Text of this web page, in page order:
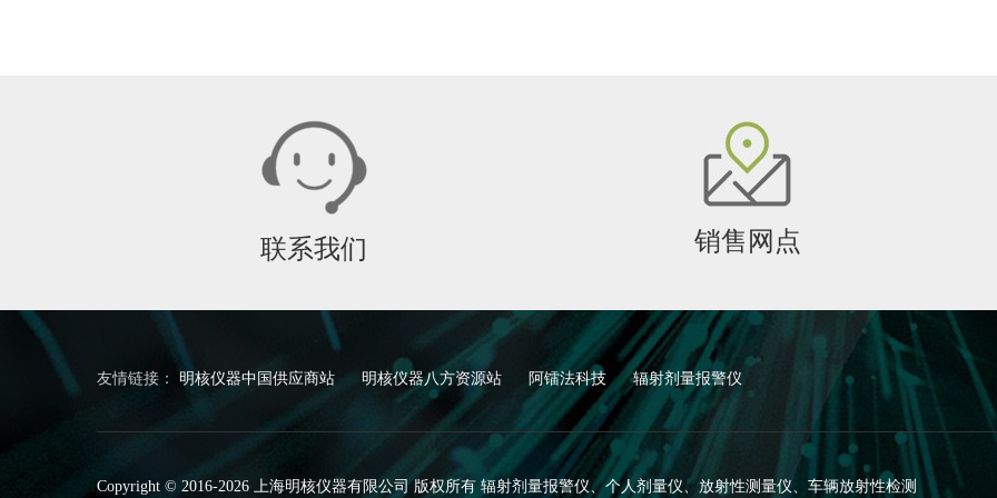
联系我们 销售网点
友情链接： 明核仪器中国供应商站 明核仪器八方资源站 阿镭法科技 辐射剂量报警仪
Copyright © 2016-2026 上海明核仪器有限公司 版权所有 辐射剂量报警仪、个人剂量仪、放射性测量仪、车辆放射性检测